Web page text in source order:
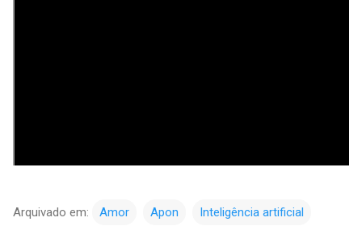
Arquivado em: Amor Apon Inteligência artificial